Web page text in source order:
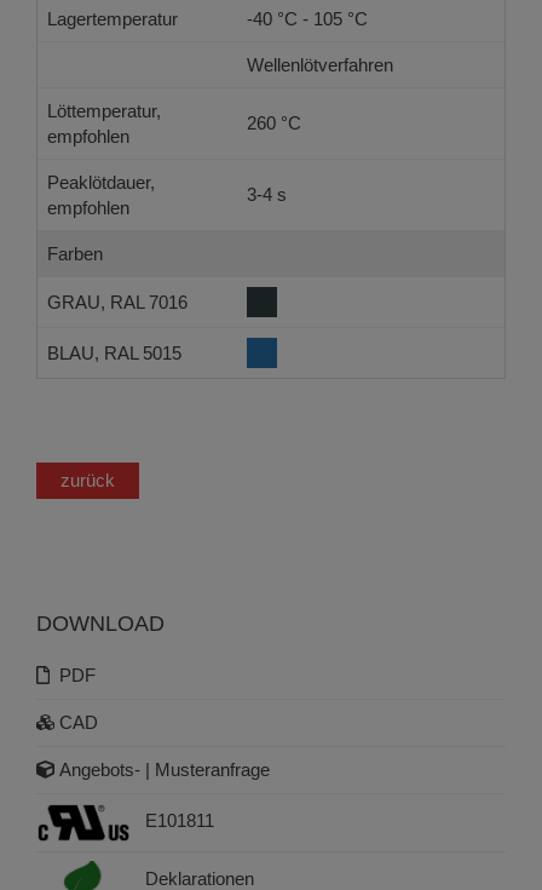
Lagertemperatur -40 °C - 105 °C
Wellenlötverfahren
Löttemperatur,
empfohlen
260 °C
Peaklötdauer,
empfohlen
3-4 s
Farben
GRAU, RAL 7016
BLAU, RAL 5015
zurück
DOWNLOAD
PDF
CAD
Angebots- | Musteranfrage
E101811
Deklarationen